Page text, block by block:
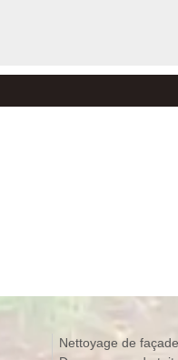
Nettoyage de